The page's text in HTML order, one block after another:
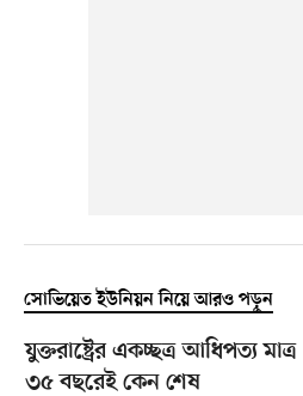
সোভিয়েত ইউনিয়ন নিয়ে আরও পড়ুন
যুক্তরাষ্ট্রের একচ্ছত্র আধিপত্য মাত্র
৩৫ বছরেই কেন শেষ